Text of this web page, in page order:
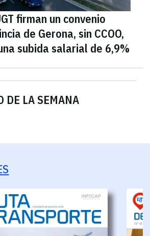
DE LA SEMANA
firman un convenio
de Gerona, sin CCOO,
subida salarial de 6,9%